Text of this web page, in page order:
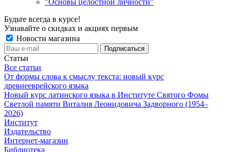
Будьте всегда в курсе!
Узнавайте о скидках и акциях первым
Новости магазина
Статьи
Все статьи
От формы слова к смыслу текста: новый курс
древнееврейского языка
Новый курс латинского языка в Институте Святого Фомы
Светлой памяти Виталия Леонидовича Задворного (1954–
2026)
Институт
Издательство
Интернет-магазин
Библиотека